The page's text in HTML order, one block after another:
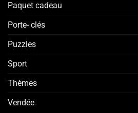
Paquet cadeau
Porte- clés
Puzzles
Sport
Thèmes
Vendée